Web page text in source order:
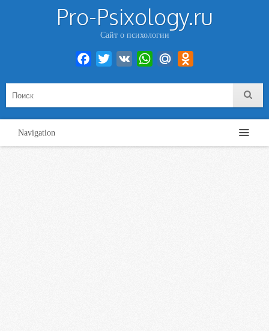
Pro-Psixology.ru
Сайт о психологии
Facebook
Twitter VK WhatsAppMail.Ru
Navigation